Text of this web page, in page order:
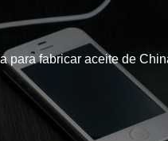
para fabricar aceite de